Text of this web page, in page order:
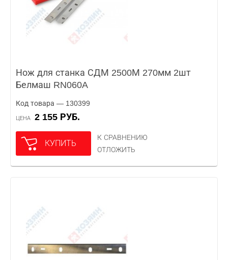
Нож для станка СДМ 2500М 270мм 2шт
Белмаш RN060A
Код товара — 130399
ЦЕНА 2 155 РУБ.
КУПИТЬ
К СРАВНЕНИЮ
ОТЛОЖИТЬ